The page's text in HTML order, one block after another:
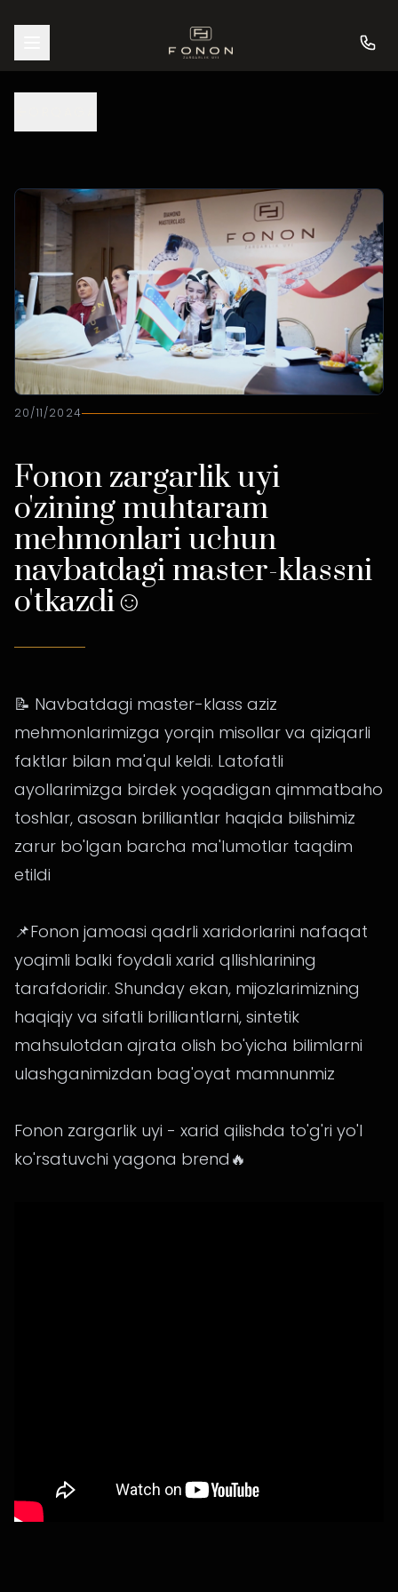
20/11/2024
Fonon zargarlik uyi
o'zining muhtaram
mehmonlari uchun
navbatdagi master-klassni
o'tkazdi☺️
📝 Navbatdagi master-klass aziz
mehmonlarimizga yorqin misollar va qiziqarli
faktlar bilan ma'qul keldi. Latofatli
ayollarimizga birdek yoqadigan qimmatbaho
toshlar, asosan brilliantlar haqida bilishimiz
zarur bo'lgan barcha ma'lumotlar taqdim
etildi
📌Fonon jamoasi qadrli xaridorlarini nafaqat
yoqimli balki foydali xarid qllishlarining
tarafdoridir. Shunday ekan, mijozlarimizning
haqiqiy va sifatli brilliantlarni, sintetik
mahsulotdan ajrata olish bo'yicha bilimlarni
ulashganimizdan bag'oyat mamnunmiz
Fonon zargarlik uyi - xarid qilishda to'g'ri yo'l
ko'rsatuvchi yagona brend🔥